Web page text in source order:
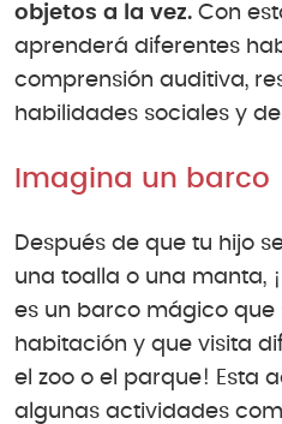
objetos a la vez. Con
aprenderá diferentes
comprensión auditiva,
habilidades sociales y
Imagina un barco
Después de que tu hijo
una toalla o una manta,
es un barco mágico que
habitación y que visita
el zoo o el parque! Esta
algunas actividades